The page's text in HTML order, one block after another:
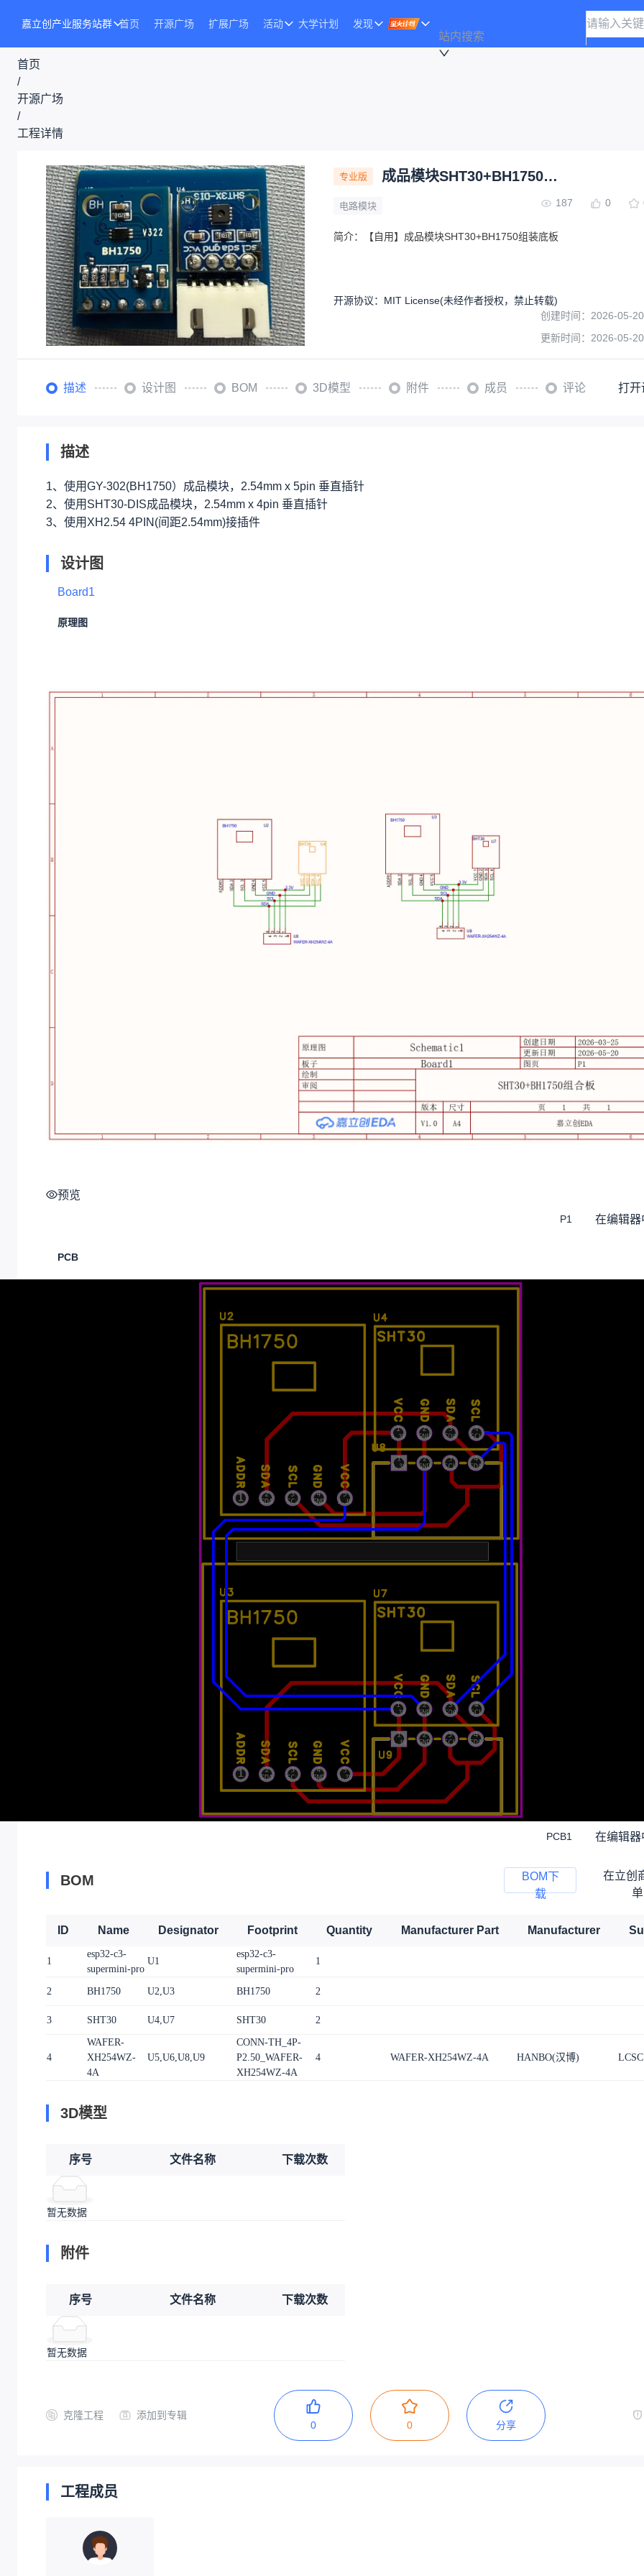
嘉立创产业服务站群 首页 开源广场 扩展广场 活动 大学计划 发现
站内搜索
首页
/
开源广场
/
工程详情
专业版 成品模块SHT30+BH1750组合板
电路模块 187 0
简介： 【自用】成品模块SHT30+BH1750组装底板
开源协议： MIT License(未经作者授权，禁止转载)
创建时间： 2026-05-
更新时间： 2026-05-
描述 设计图 BOM 3D模型 附件 成员 评论 打开
描述
1、使用GY-302(BH1750）成品模块，2.54mm x 5pin 垂直插针
2、使用SHT30-DIS成品模块，2.54mm x 4pin 垂直插针
3、使用XH2.54 4PIN(间距2.54mm)接插件
设计图
Board1
原理图
预览
P1 在编辑器
PCB
PCB1 在编辑器
BOM
BOM下
载
在立创
单
ID Name Designator Footprint Quantity Manufacturer Part Manufacturer
1
esp32-c3-
supermini-pro
U1
esp32-c3-
supermini-pro
1
2 BH1750 U2,U3 BH1750 2
3 SHT30 U4,U7 SHT30 2
4
WAFER-
XH254WZ-
4A
U5,U6,U8,U9
CONN-TH_4P-
P2.50_WAFER-
XH254WZ-4A
4 WAFER-XH254WZ-4A HANBO(汉博) LCSC
3D模型
序号 文件名称 下载次数
暂无数据
附件
序号 文件名称 下载次数
暂无数据
克隆工程
添加到专辑
0
0 分享
工程成员